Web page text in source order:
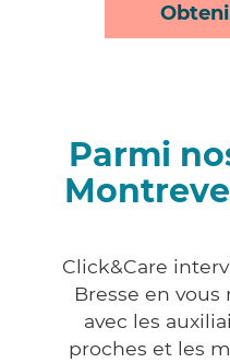
Parmi
Click&Care
Bresse en
avec les
proches et les